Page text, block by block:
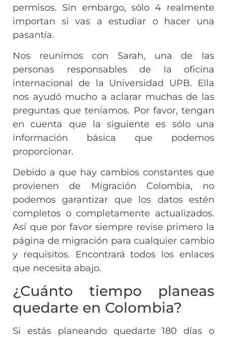
permisos. Sin embargo, sólo 4 realmente
importan si vas a estudiar o hacer una
pasantía.
Nos reunimos con Sarah, una de las
personas responsables de la oficina
internacional de la Universidad UPB. Ella
nos ayudó mucho a aclarar muchas de las
preguntas que teníamos. Por favor, tengan
en cuenta que la siguiente es sólo una
información básica que podemos
proporcionar.
Debido a que hay cambios constantes que
provienen de Migración Colombia, no
podemos garantizar que los datos estén
completos o completamente actualizados.
Así que por favor siempre revise primero la
página de migración para cualquier cambio
y requisitos. Encontrará todos los enlaces
que necesita abajo.
¿Cuánto tiempo planeas
quedarte en Colombia?
Si estás planeando quedarte 180 días o